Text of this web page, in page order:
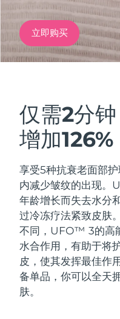
立即购买
仅需2分
增加126%
享受5种抗衰老面部
内减少皱纹的出现
年龄增长而失去水分
过冷冻疗法紧致皮肤。
不同，UFO™ 3的高
水合作用，有助于将
皮，使其发挥最佳作
备单品，你可以全天
肤。
红光疗法
LUNA™
Anti-
LUNA™
Massage,
BEAR™
补水保湿
UFO™ 3
Deep
issa™ 4
Hybrid
FAQ™ 抗老护理
加拿大
奥地利
巴林
比利时
百慕大
波斯尼亚和黑塞哥维那
文莱
保加利亚